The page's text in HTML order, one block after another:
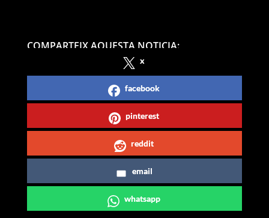
COMPARTEIX AQUESTA NOTICIA:
x
facebook
pinterest
reddit
email
whatsapp